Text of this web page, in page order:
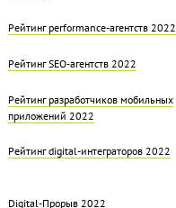
Рейтинг performance-агентств 2022
Рейтинг SEO-агентств 2022
Рейтинг разработчиков мобильных
приложений 2022
Рейтинг digital-интеграторов 2022
Digital-Прорыв 2022